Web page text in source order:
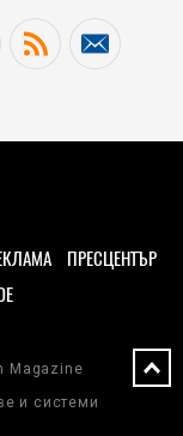
ПРЕСЦЕНТЪР
Magazine
и системи